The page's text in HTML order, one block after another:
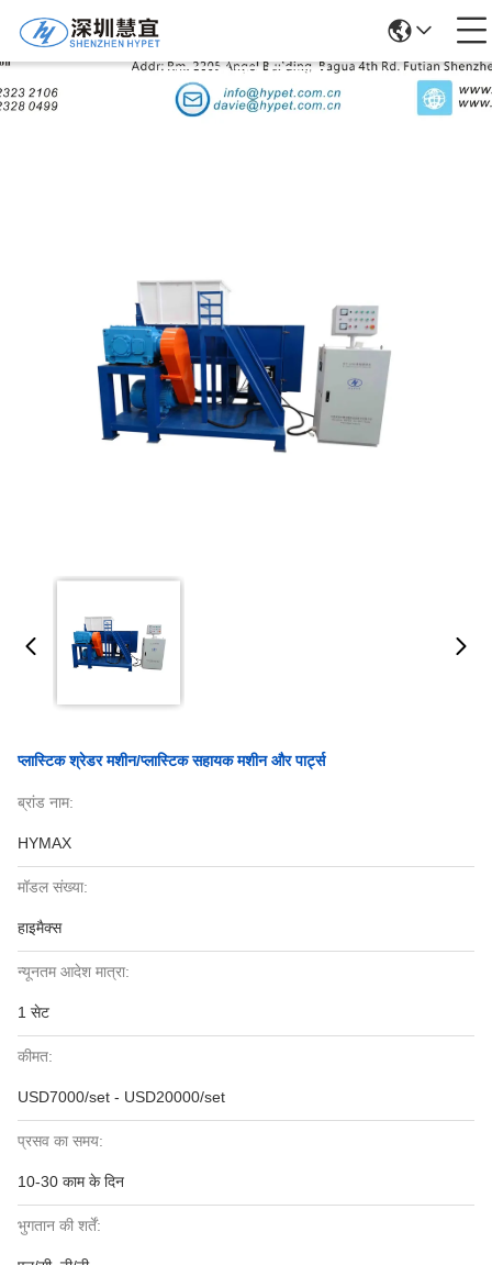
उत्पादों का विवरण
प्लास्टिक श्रेडर मशीन/प्लास्टिक सहायक मशीन और पार्ट्स
ब्रांड नाम:
HYMAX
मॉडल संख्या:
हाइमैक्स
न्यूनतम आदेश मात्रा:
1 सेट
कीमत:
USD7000/set - USD20000/set
प्रसव का समय:
10-30 काम के दिन
भुगतान की शर्तें: